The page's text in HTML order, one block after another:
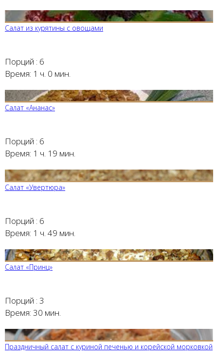
Салат из курятины с овощами
Порций : 6
Время: 1 ч. 0 мин.
Салат «Ананас»
Порций : 6
Время: 1 ч. 19 мин.
Салат «Увертюра»
Порций : 6
Время: 1 ч. 49 мин.
Салат «Принц»
Порций : 3
Время: 30 мин.
Праздничный салат с куриной печенью и корейской морковкой